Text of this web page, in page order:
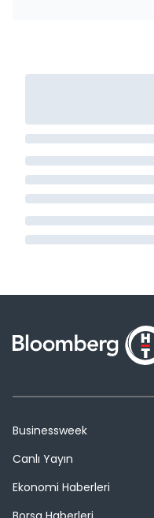
Businessweek
Canlı Yayın
Ekonomi Haberleri